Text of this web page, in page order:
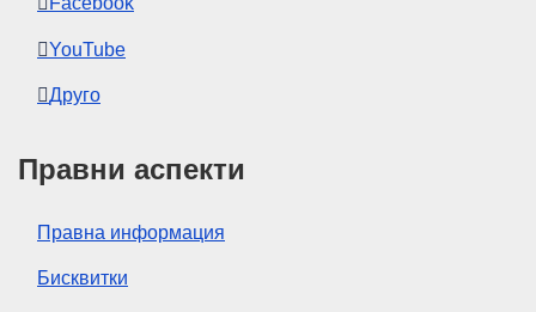
YouTube
Друго
Правни аспекти
Правна информация
Бисквитки